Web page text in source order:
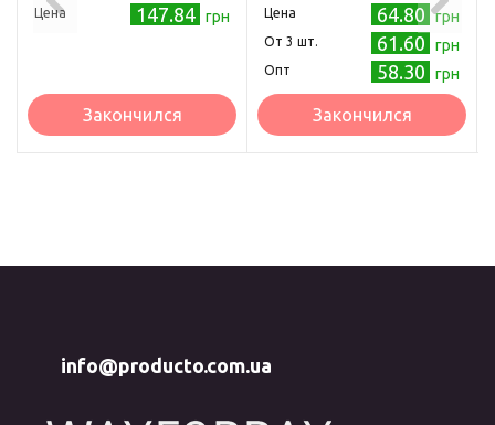
Цена 147.84 грн
Закончился
Цена 64.80 грн
Oт 3 шт. 61.60 грн
Опт 58.30 грн
Закончился
info@producto.com.ua